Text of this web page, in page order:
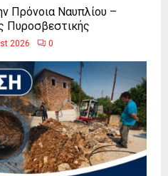
Πρόνοια Ναυπλίου –
Πυροσβεστικής
2026 0